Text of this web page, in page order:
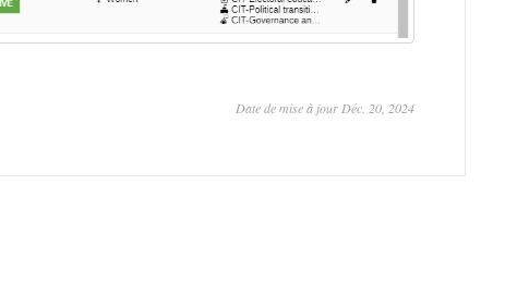
Date de mise à jour Déc. 20, 2024